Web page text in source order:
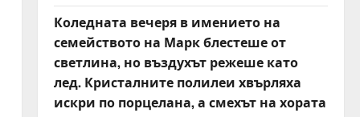
Коледната вечеря в имението на
семейството на Марк блестеше от
светлина, но въздухът режеше като
лед. Кристалните полилеи хвърляха
искри по порцелана, а смехът на хората